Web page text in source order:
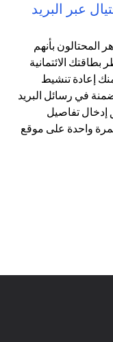
عبر البريد
المحتالون بأنهم
الائتمانية
إعادة تنشيط
في رسائل البريد
إدخال تفاصيل
واحدة على موقع